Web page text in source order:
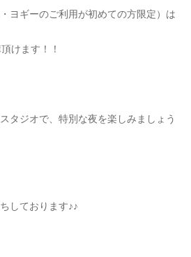
ヨギーのご利用が初めての方限定）は
けます！！
タジオで、特別な夜を楽しみましょう
しております♪♪